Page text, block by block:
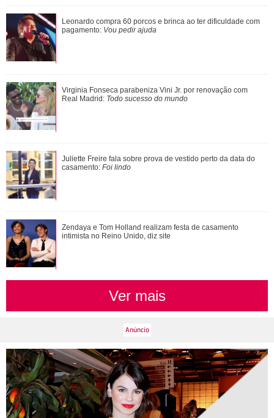
Além de Ariana Grande, confira famosas que já foram
criticadas pelos corpos magros (e rebat...
Tom Brady é visto em passeio de iate no sul da França ao
lado de mulher misteriosa
Filho de Neymar Jr., Davi Lucca conta que pretende cursar
faculdade e revela área de interes...
Protetor! Relembre os momentos em que Zé Felipe saiu em
defesa de amigos e familiares
Leonardo compra 60 porcos e brinca ao ter dificuldade com
pagamento: Vou pedir ajuda
Virginia Fonseca parabeniza Vini Jr. por renovação com
Real Madrid: Todo sucesso do mundo
Juliette Freire fala sobre prova de vestido perto da data do
casamento: Foi lindo
Zendaya e Tom Holland realizam festa de casamento
intimista no Reino Unido, diz site
Ver mais